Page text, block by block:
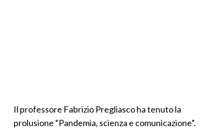
Il professore Fabrizio Pregliasco ha tenuto la
prolusione “Pandemia, scienza e comunicazione”.